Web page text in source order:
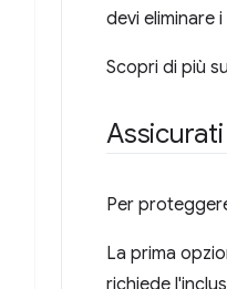
devi eliminare
Scopri di più
Per
La prima
richiede